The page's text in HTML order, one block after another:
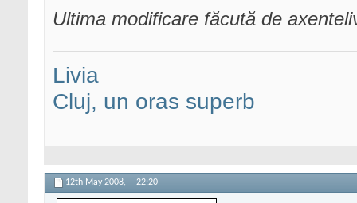
Ultima modificare făcută de
Livia
Cluj, un oras superb
12th May 2008, 22:20